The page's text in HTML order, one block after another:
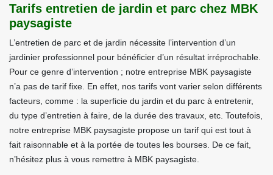
Tarifs entretien de jardin et parc chez MBK
paysagiste
L’entretien de parc et de jardin nécessite l’intervention d’un
jardinier professionnel pour bénéficier d’un résultat irréprochable.
Pour ce genre d’intervention ; notre entreprise MBK paysagiste
n’a pas de tarif fixe. En effet, nos tarifs vont varier selon différents
facteurs, comme : la superficie du jardin et du parc à entretenir,
du type d’entretien à faire, de la durée des travaux, etc. Toutefois,
notre entreprise MBK paysagiste propose un tarif qui est tout à
fait raisonnable et à la portée de toutes les bourses. De ce fait,
n’hésitez plus à vous remettre à MBK paysagiste.